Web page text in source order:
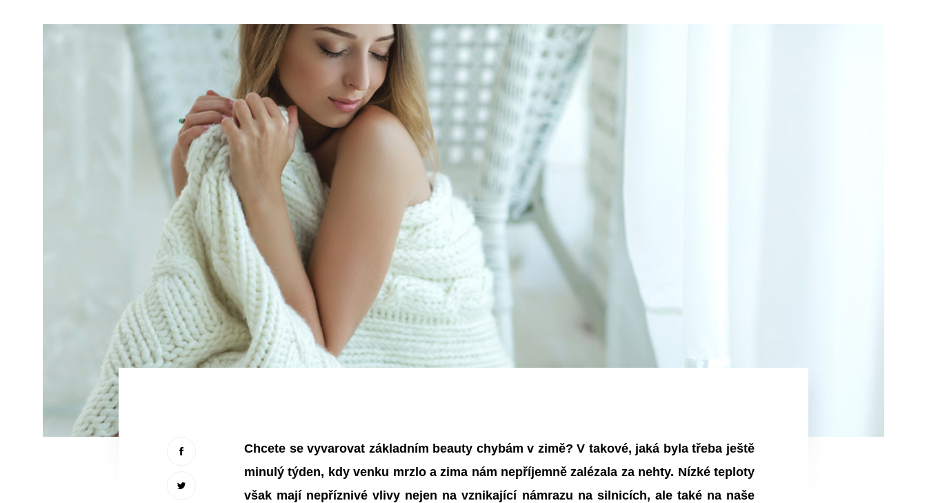
Chcete se vyvarovat základním beauty chybám v zimě? V takové, jaká byla třeba ještě
minulý týden, kdy venku mrzlo a zima nám nepříjemně zalézala za nehty. Nízké teploty
však mají nepříznivé vlivy nejen na vznikající námrazu na silnicích, ale také na naše